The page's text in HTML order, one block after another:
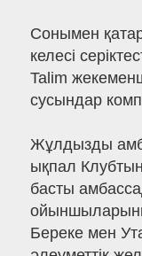
Сонымен
келесі
Talim
сусындар
Жұлдызды
ықпал
басты
Береке мен